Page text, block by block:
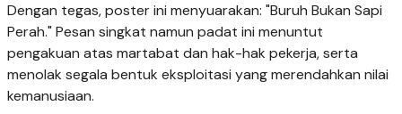
Dengan tegas, poster ini menyuarakan: "Buruh Bukan Sapi
Perah." Pesan singkat namun padat ini menuntut
pengakuan atas martabat dan hak-hak pekerja, serta
menolak segala bentuk eksploitasi yang merendahkan nilai
kemanusiaan.